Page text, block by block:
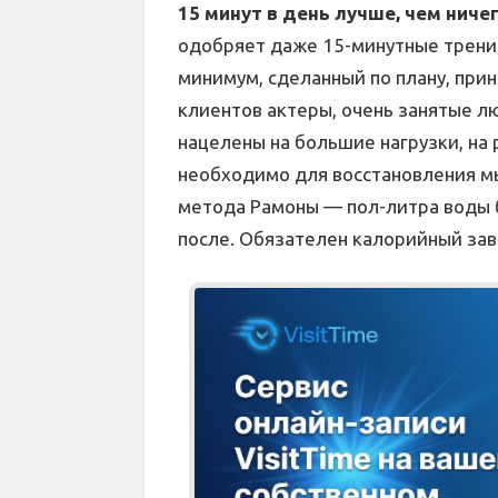
15 минут в день лучше, чем
одобряет даже 15-минутные
минимум, сделанный по плану,
клиентов актеры, очень занятые
нацелены на большие нагрузки,
необходимо для восстановления
метода Рамоны — пол-литра воды
после. Обязателен калорийный